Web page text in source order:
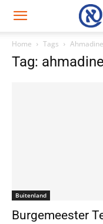
Home Tags
Tag:
Buitenland
Burgemeester